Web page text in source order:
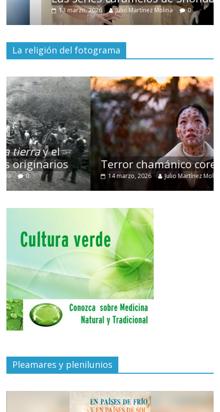
13 marzo, 2026 Julio Martínez Molina 0
La religión del fotograma
Terror chamánico coreano
14 marzo, 2026 Julio Martínez Molina 0
Pleamares y plenilunios